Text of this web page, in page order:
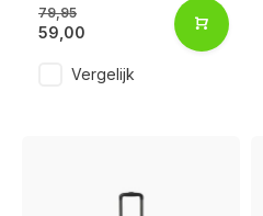
79,95
59,00
Vergelijk